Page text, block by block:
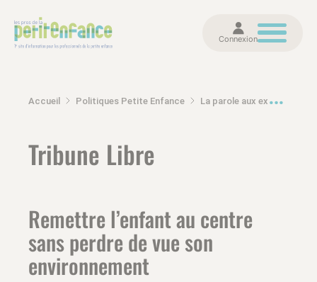
Connexion
Accueil Politiques Petite Enfance La parole aux experts et politiques
Tribune Libre
Remettre l’enfant au centre
sans perdre de vue son
environnement